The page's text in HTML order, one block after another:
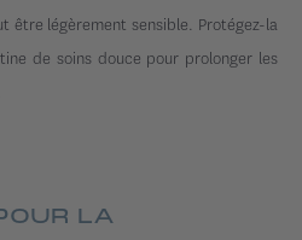
être légèrement sensible. Protégez-la
de soins douce pour prolonger les
LA